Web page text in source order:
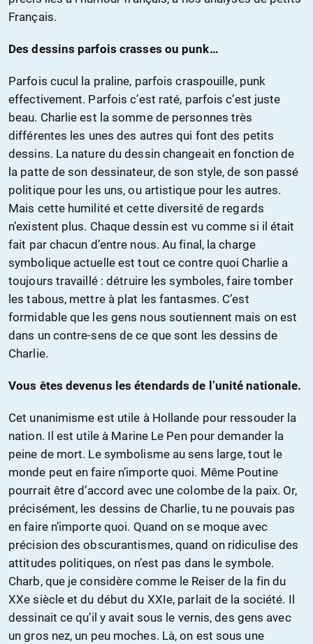
Français.
Des dessins parfois crasses ou punk…
Parfois cucul la praline, parfois craspouille, punk
effectivement. Parfois c’est raté, parfois c’est juste
beau. Charlie est la somme de personnes très
différentes les unes des autres qui font des petits
dessins. La nature du dessin changeait en fonction de
la patte de son dessinateur, de son style, de son passé
politique pour les uns, ou artistique pour les autres.
Mais cette humilité et cette diversité de regards
n’existent plus. Chaque dessin est vu comme si il était
fait par chacun d’entre nous. Au final, la charge
symbolique actuelle est tout ce contre quoi Charlie a
toujours travaillé : détruire les symboles, faire tomber
les tabous, mettre à plat les fantasmes. C’est
formidable que les gens nous soutiennent mais on est
dans un contre-sens de ce que sont les dessins de
Charlie.
Vous êtes devenus les étendards de l’unité nationale.
Cet unanimisme est utile à Hollande pour ressouder la
nation. Il est utile à Marine Le Pen pour demander la
peine de mort. Le symbolisme au sens large, tout le
monde peut en faire n’importe quoi. Même Poutine
pourrait être d’accord avec une colombe de la paix. Or,
précisément, les dessins de Charlie, tu ne pouvais pas
en faire n’importe quoi. Quand on se moque avec
précision des obscurantismes, quand on ridiculise des
attitudes politiques, on n’est pas dans le symbole.
Charb, que je considère comme le Reiser de la fin du
XXe siècle et du début du XXIe, parlait de la société. Il
dessinait ce qu’il y avait sous le vernis, des gens avec
un gros nez, un peu moches. Là, on est sous une